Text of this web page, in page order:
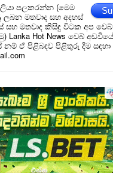
පලකරන්න (මෙම
මතවාද සහ අදහස්
සහ මතවාද කිසිඳු විටක අප
Hot News වෙබ්
ඒ පිළිබඳව පිළිතුරු දීම